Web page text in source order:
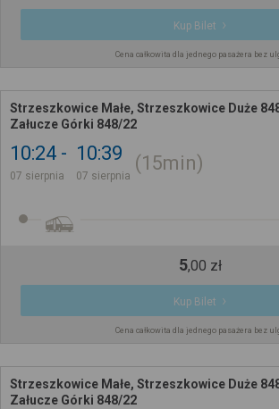
Kup Bilet
Cena całkowita dla jednego pasażera bez
Strzeszkowice Małe, Strzeszkowice Duże
Załucze Górki 848/22
10:24
07 sierpnia
10:39
07 sierpnia
15min
5,00 zł
Kup Bilet
Cena całkowita dla jednego pasażera bez
Strzeszkowice Małe, Strzeszkowice Duże
Załucze Górki 848/22